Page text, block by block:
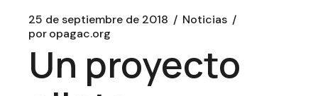
25 de septiembre de 2018
Noticias
poropagac.org
Un proyecto